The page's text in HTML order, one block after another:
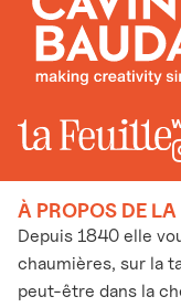
À PROPOS DE LA
Depuis 1840 elle
chaumières, sur la
peut-être dans la